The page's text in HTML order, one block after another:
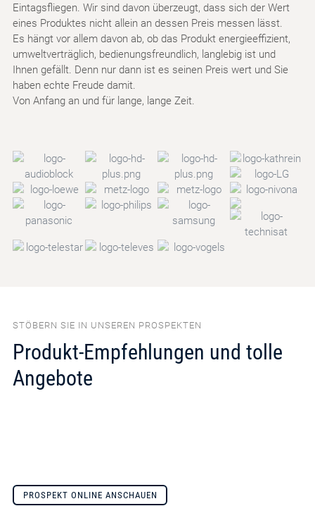
Eintagsfliegen. Wir sind davon überzeugt, dass sich der Wert
eines Produktes nicht allein an dessen Preis messen lässt.
Es hängt vor allem davon ab, ob das Produkt energieeffizient,
umweltverträglich, bedienungsfreundlich, langlebig ist und
Ihnen gefällt. Denn nur dann ist es seinen Preis wert und Sie
haben echte Freude damit.
Von Anfang an und für lange, lange Zeit.
STÖBERN SIE IN UNSEREN PROSPEKTEN
Produkt-Empfehlungen und tolle
Angebote
PROSPEKT ONLINE ANSCHAUEN